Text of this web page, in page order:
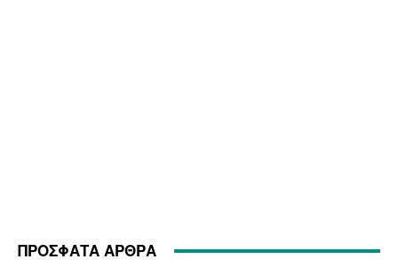
ΠΡΟΣΦΑΤΑ ΑΡΘΡΑ